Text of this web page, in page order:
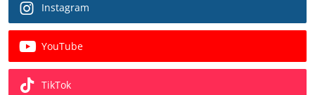
Instagram
YouTube
TikTok